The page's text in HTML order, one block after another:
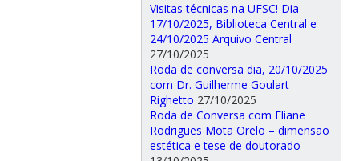
Visitas técnicas na UFSC! Dia
17/10/2025, Biblioteca Central e
24/10/2025 Arquivo Central
27/10/2025
Roda de conversa dia, 20/10/2025
com Dr. Guilherme Goulart
Righetto 27/10/2025
Roda de Conversa com Eliane
Rodrigues Mota Orelo – dimensão
estética e tese de doutorado